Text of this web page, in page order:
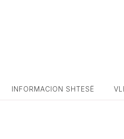
INFORMACION SHTESË